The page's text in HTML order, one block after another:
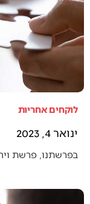
לוקחים אחריות
ינואר 4, 2023
בפרשתנו, פרשת